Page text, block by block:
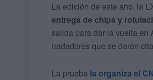
La edición de este año, la
entrega de chips y
salida para dar la vuelta en
nadadores que se darán
La prueba la organiza el